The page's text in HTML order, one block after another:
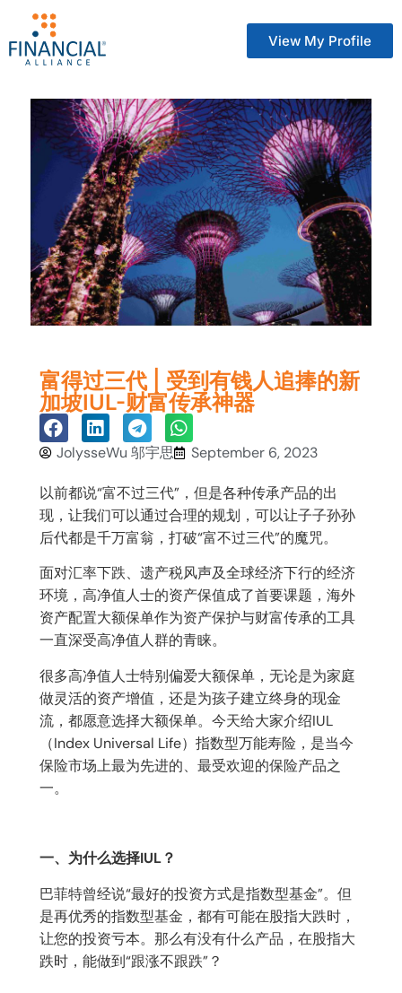
View My Profile
富得过三代 | 受到有钱人追捧的新
加坡IUL-财富传承神器
JolysseWu 邬宇思 September 6, 2023
以前都说“富不过三代”，但是各种传承产品的出
现，让我们可以通过合理的规划，可以让子子孙孙
后代都是千万富翁，打破“富不过三代”的魔咒。
面对汇率下跌、遗产税风声及全球经济下行的经济
环境，高净值人士的资产保值成了首要课题，海外
资产配置大额保单作为资产保护与财富传承的工具
一直深受高净值人群的青睐。
很多高净值人士特别偏爱大额保单，无论是为家庭
做灵活的资产增值，还是为孩子建立终身的现金
流，都愿意选择大额保单。今天给大家介绍IUL
（Index Universal Life）指数型万能寿险，是当今
保险市场上最为先进的、最受欢迎的保险产品之
一。
一、为什么选择IUL？
巴菲特曾经说“最好的投资方式是指数型基金”。但
是再优秀的指数型基金，都有可能在股指大跌时，
让您的投资亏本。那么有没有什么产品，在股指大
跌时，能做到“跟涨不跟跌”？